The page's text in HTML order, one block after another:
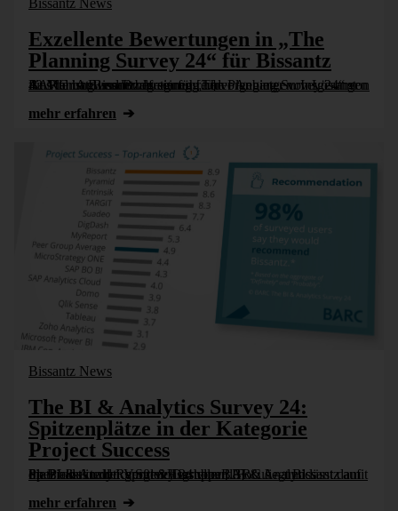
Bissantz News
Exzellente Bewertungen in „The
Planning Survey 24“ für Bissantz
Aus der Anwenderbefragung „The Planning Survey 24“ von BARC ist Bissantz als ein führender Anbieter von Lösungen für Planung und Budgetierung hervorgegangen. Insgesamt 42 Mal hat Bissantz in seinen [...]
mehr erfahren
Bissantz News
The BI & Analytics Survey 24:
Spitzenplätze in der Kategorie
Project Success
Im BI & Analytics Survey 24 von BARC liegt Bissantz auf Platz eins in den Vergleichsgruppen BI & Analytics Specialists und Report & Dashboard Focus – und lässt damit die Produkte der großen Hersteller [...]
mehr erfahren